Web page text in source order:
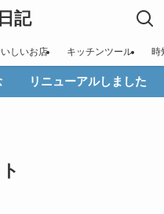
記
しいお店 キッチンツール 時
リニューアルしました